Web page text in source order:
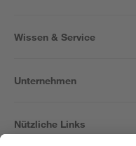
Wissen & Service
Unternehmen
Nützliche Links